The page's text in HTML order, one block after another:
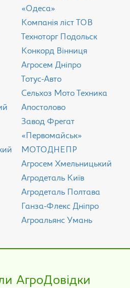
«Одеса»
Компанія ліст ТОВ
Техноторг Подольск
Конкорд Вінниця
Агросем Дніпро
Тотус-Авто
Сельхоз Мото Техника
Апостолово
Завод Фрегат
«Первомайськ»
МОТОДНЕПР
Агросем Хмельницький
Агродеталь Київ
Агродеталь Полтава
Ганза-Флекс Дніпро
Агроальянс Умань
АгроДовідки